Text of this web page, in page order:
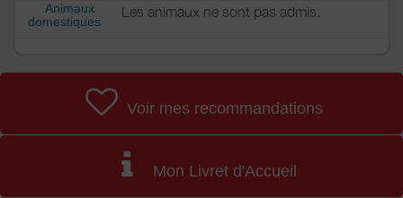
Animaux
domestiques
Les animaux ne sont pas admis.
Voir mes recommandations
Mon Livret d'Accueil